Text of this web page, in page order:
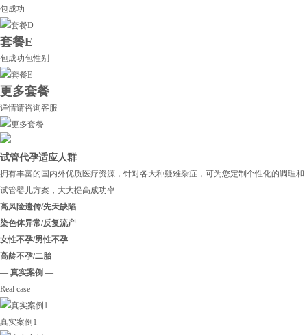
包成功
套餐E
包成功包性别
更多套餐
详情请咨询客服
试管代孕适应人群
拥有丰富的国内外优质医疗资源，针对各大种疑难杂症，可为您定制个性化的调理和
试管婴儿方案，大大提高成功率
高风险遗传/先天缺陷
染色体异常/反复流产
女性不孕/男性不孕
高龄不孕/二胎
— 真实案例 —
Real case
真实案例1